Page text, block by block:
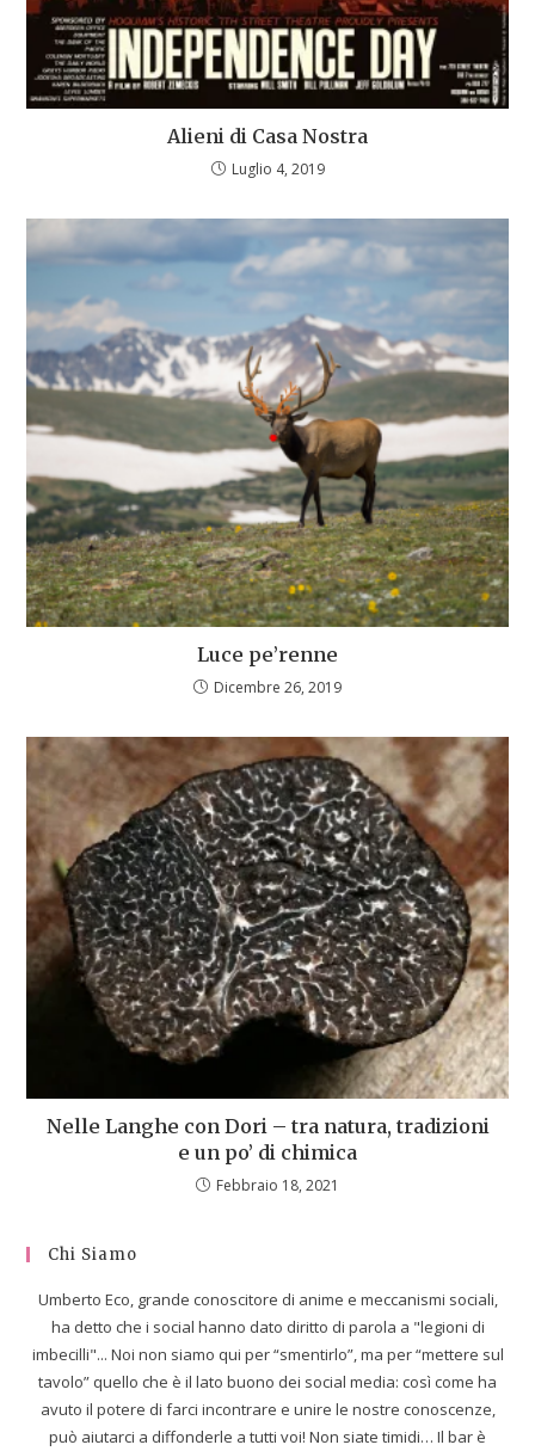
Alieni di Casa Nostra
Luglio 4, 2019
Luce pe’renne
Dicembre 26, 2019
Nelle Langhe con Dori – tra natura, tradizioni
e un po’ di chimica
Febbraio 18, 2021
Chi Siamo
Umberto Eco, grande conoscitore di anime e meccanismi sociali,
ha detto che i social hanno dato diritto di parola a "legioni di
imbecilli"... Noi non siamo qui per “smentirlo”, ma per “mettere sul
tavolo” quello che è il lato buono dei social media: così come ha
avuto il potere di farci incontrare e unire le nostre conoscenze,
può aiutarci a diffonderle a tutti voi! Non siate timidi… Il bar è